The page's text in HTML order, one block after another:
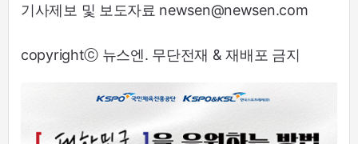
기사제보 및 보도자료 newsen@newsen.com
copyrightⓒ 뉴스엔. 무단전재 & 재배포 금지